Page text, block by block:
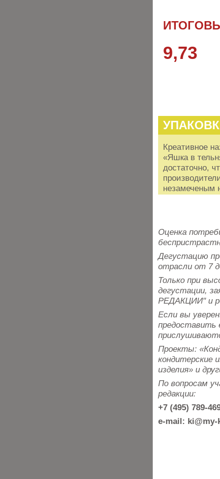
9,73
Креативное
«Яшка в
достаточно,
незамеченым
Оценка
Дегустацию
отрасли от 7
Только при
дегустации,
РЕДАКЦИИ" и
Если вы
предоставить
Проекты:
кондитерские
изделия» и
По вопросам
редакции:
+7 (495) 789-
e-mail: